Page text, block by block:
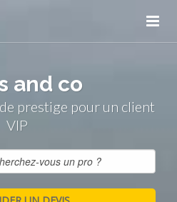
and co
prestige pour un client
VIP